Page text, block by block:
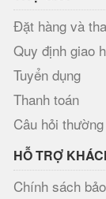
Đặt hàng và
Quy định giao
Tuyển dụng
Thanh toán
Câu hỏi
HỖ TRỢ
Chính sách